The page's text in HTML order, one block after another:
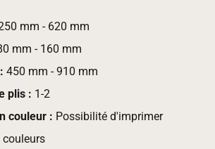
mm - 620 mm
mm - 160 mm
450 mm - 910 mm
plis : 1-2
couleur : Possibilité d'imprimer